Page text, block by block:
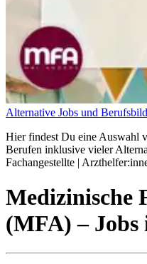
Alternative Jobs und
Hier findest Du eine Auswahl
Berufen inklusive vieler
Fachangestellte |
Medizinische
(MFA) – Jobs